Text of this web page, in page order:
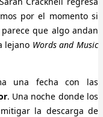
por el momento si
que algo andan
lejano Words and Music
una fecha con las
. Una noche donde los
la descarga de